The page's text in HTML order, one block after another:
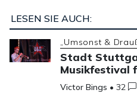
LESEN SIE AUCH:
„Umsonst &
Stadt
Musikfestival
Victor Bings •32